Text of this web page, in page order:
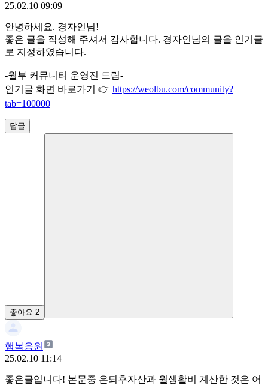
25.02.10 09:09
안녕하세요. 경자인님!
좋은 글을 작성해 주셔서 감사합니다. 경자인님의 글을 인기글
로 지정하였습니다.
-월부 커뮤니티 운영진 드림-
인기글 화면 바로가기 👉 https://weolbu.com/community?
tab=100000
답글
좋아요 2
행복응원
25.02.10 11:14
좋은글입니다! 본문중 은퇴후자산과 월생활비 계산한 것은 어